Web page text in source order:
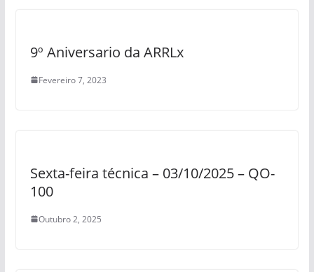
9º Aniversario da ARRLx
Fevereiro 7, 2023
Sexta-feira técnica – 03/10/2025 – QO-
100
Outubro 2, 2025